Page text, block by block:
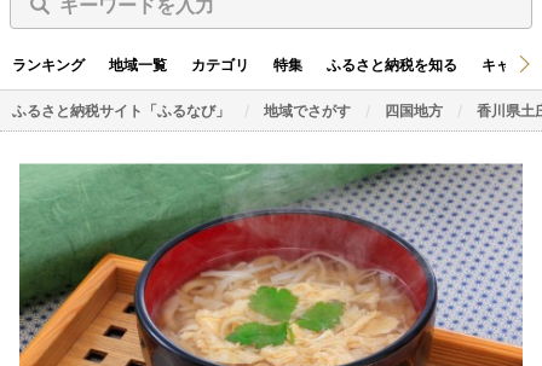
ランキング 地域一覧 カテゴリ 特集 ふるさと納税を知る キャン
ふるさと納税サイト「ふるなび」 地域でさがす 四国地方 香川県土